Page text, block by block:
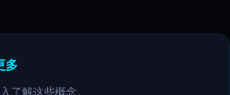
多
了解这些概念。